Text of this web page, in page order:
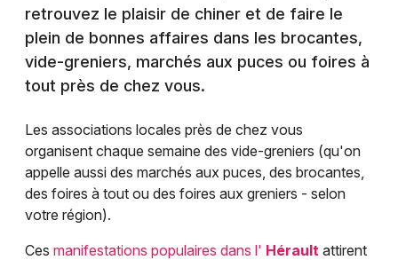
retrouvez le plaisir de chiner et de faire le
plein de bonnes affaires dans les brocantes,
vide-greniers, marchés aux puces ou foires à
tout près de chez vous.
Les associations locales près de chez vous
organisent chaque semaine des vide-greniers (qu'on
appelle aussi des marchés aux puces, des brocantes,
des foires à tout ou des foires aux greniers - selon
votre région).
Ces manifestations populaires dans l' Hérault attirent